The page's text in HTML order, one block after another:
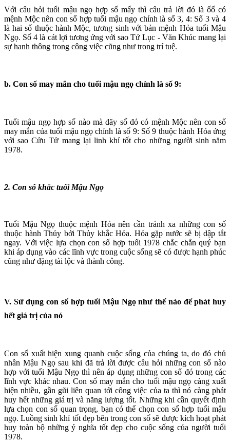
Với câu hỏi tuổi mậu ngọ hợp số mấy thì câu trả lời đó là ốố có
mệnh Mộc nên con số hợp tuổi mậu ngọ chính là số 3, 4: Số 3 và 4
là hai số thuộc hành Mộc, tương sinh với bản mệnh Hỏa tuổi Mậu
Ngọ. Số 4 là cát lợi tương ứng với sao Tứ Lục - Văn Khúc mang lại
sự hanh thông trong công việc cũng như trong trí tuệ.
b. Con số may mắn cho tuổi mậu ngọ chính là số 9:
Tuổi mậu ngọ hợp số nào mà dãy số đó có mệnh Mộc nên con số
may mắn của tuổi mậu ngọ chính là số 9: Số 9 thuộc hành Hỏa ứng
với sao Cửu Tử mang lại linh khí tốt cho những người sinh năm
1978.
2. Con số khắc tuổi Mậu Ngọ
Tuổi Mậu Ngọ thuộc mệnh Hỏa nên cần tránh xa những con số
thuộc hành Thủy bởi Thủy khắc Hỏa. Hỏa gặp nước sẽ bị dập tắt
ngay. Với việc lựa chọn con số hợp tuổi 1978 chắc chắn quý bạn
khi áp dụng vào các lĩnh vực trong cuộc sống sẽ có được hạnh phúc
cũng như đặng tài lộc và thành công.
V. Sử dụng con số hợp tuổi Mậu Ngọ như thế nào để phát huy
hết giá trị của nó
Con số xuất hiện xung quanh cuộc sống của chúng ta, do đó chủ
nhân Mậu Ngọ sau khi đã trả lời được câu hỏi những con số nào
hợp với tuổi Mậu Ngọ thì nên áp dụng những con số đó trong các
lĩnh vực khác nhau. Con số may mắn cho tuổi mậu ngọ càng xuất
hiện nhiều, gần gũi liên quan tới công việc của ta thì nó càng phát
huy hết những giá trị và năng lượng tốt. Những khi cần quyết định
lựa chọn con số quan trọng, bạn có thể chọn con số hợp tuổi mậu
ngọ. Luồng sinh khí tốt đẹp bên trong con số sẽ được kích hoạt phát
huy toàn bộ những ý nghĩa tốt đẹp cho cuộc sống của người tuổi
1978.